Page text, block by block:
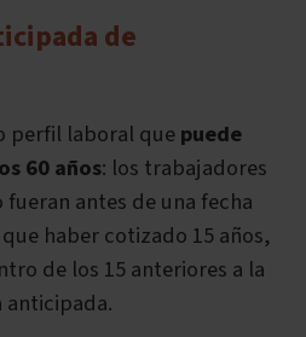
de
perfil laboral quepuede
60 años: los trabajadores
antes de una fecha
haber cotizado 15 años,
de los 15 anteriores a la